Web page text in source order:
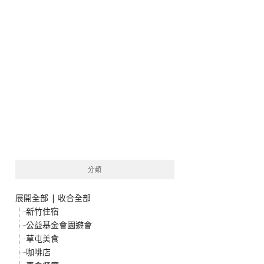
分類
展開全部 | 收合全部
新竹住宿
公益基金會園遊會
草屯美食
咖啡店